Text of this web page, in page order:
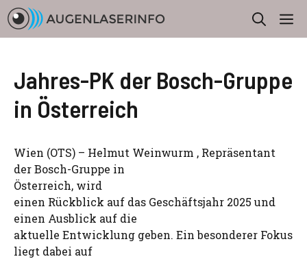
Zum
Inhalt
springen
Jahres-PK der Bosch-Gruppe
in Österreich
Wien (OTS) – Helmut Weinwurm , Repräsentant
der Bosch-Gruppe in
Österreich, wird
einen Rückblick auf das Geschäftsjahr 2025 und
einen Ausblick auf die
aktuelle Entwicklung geben. Ein besonderer Fokus
liegt dabei auf